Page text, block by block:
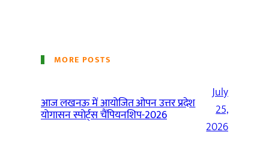
MORE POSTS
आज लखनऊ में आयोजित ओपन उत्तर प्रदेश
योगासन स्पोर्ट्स चैंपियनशिप-2026
July
25,
2026